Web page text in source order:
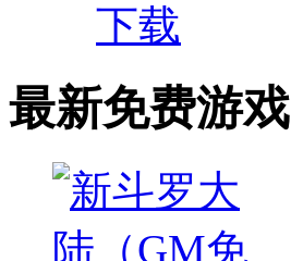
下载
最新免费游戏